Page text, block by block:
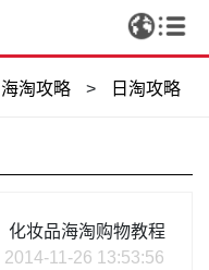
海淘攻略 > 日淘攻略
化妆品海淘购物教程
2014-11-26 13:53:56